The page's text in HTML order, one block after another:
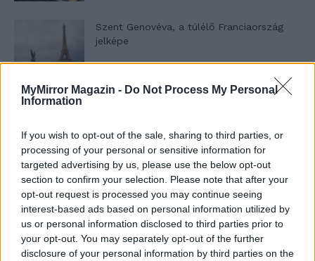
MyMirror Magazin - Do Not Process My Personal
Information
If you wish to opt-out of the sale, sharing to third parties, or
processing of your personal or sensitive information for
targeted advertising by us, please use the below opt-out
section to confirm your selection. Please note that after your
opt-out request is processed you may continue seeing
interest-based ads based on personal information utilized by
us or personal information disclosed to third parties prior to
your opt-out. You may separately opt-out of the further
disclosure of your personal information by third parties on the
Szent Genovéva, a túlélő Franciaország
jelképe
Minka 12. rész
Minka 11. rész
T. szereti a fiatal lányokat 14. rész